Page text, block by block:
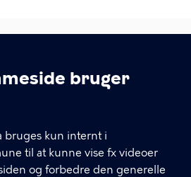
bruger
bruges kun internt i
til at kunne vise fx videoer
og forbedre den generelle
Kommune
her